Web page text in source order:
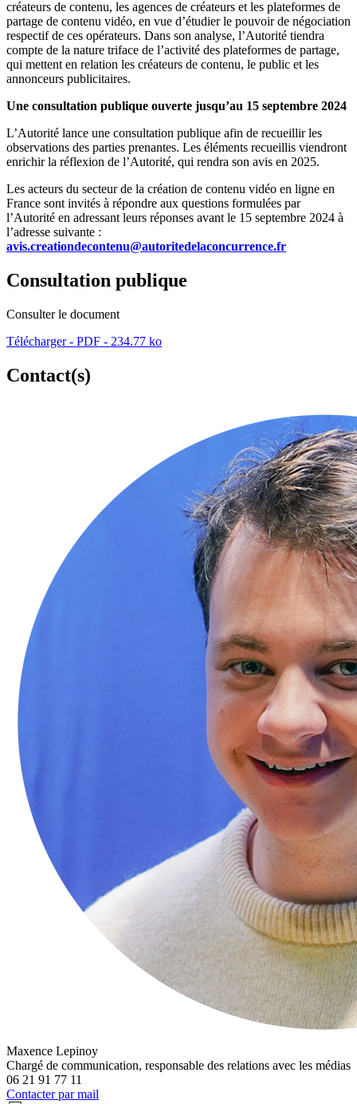
créateurs de contenu, les agences de créateurs et les plateformes de
partage de contenu vidéo, en vue d’étudier le pouvoir de négociation
respectif de ces opérateurs. Dans son analyse, l’Autorité tiendra
compte de la nature triface de l’activité des plateformes de partage,
qui mettent en relation les créateurs de contenu, le public et les
annonceurs publicitaires.
Une consultation publique ouverte jusqu’au 15 septembre 2024
L’Autorité lance une consultation publique afin de recueillir les
observations des parties prenantes. Les éléments recueillis viendront
enrichir la réflexion de l’Autorité, qui rendra son avis en 2025.
Les acteurs du secteur de la création de contenu vidéo en ligne en
France sont invités à répondre aux questions formulées par
l’Autorité en adressant leurs réponses avant le 15 septembre 2024 à
l’adresse suivante :
avis.creationdecontenu@autoritedelaconcurrence.fr
Consultation publique
Consulter le document
Télécharger - PDF - 234.77 ko
Contact(s)
Maxence Lepinoy
Chargé de communication, responsable des relations avec les médias
06 21 91 77 11
Contacter par mail